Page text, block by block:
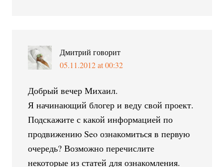
Дмитрий говорит
05.11.2012 at 00:32
Добрый вечер Михаил.
Я начинающий блогер и веду свой проект.
Подскажите с какой информацией по
продвижению Seo ознакомиться в первую
очередь? Возможно перечислите
некоторые из статей для ознакомления.